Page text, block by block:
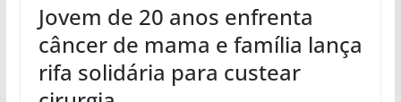
Jovem de 20 anos enfrenta
câncer de mama e família lança
rifa solidária para custear